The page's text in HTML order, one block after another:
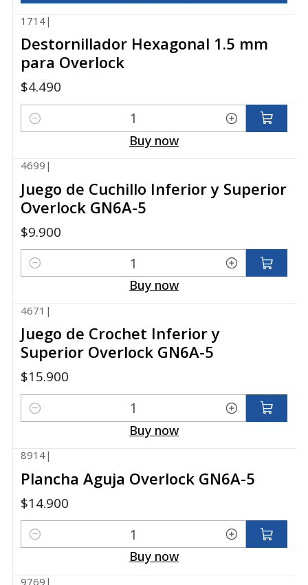
1714|
Destornillador Hexagonal 1.5 mm
para Overlock
$4.490
Quantity
Buy now
4699 |
Juego de Cuchillo Inferior y Superior
Overlock GN6A-5
$9.900
Quantity
Buy now
4671 |
Juego de Crochet Inferior y
Superior Overlock GN6A-5
$15.900
Quantity
Buy now
8914|
Plancha Aguja Overlock GN6A-5
$14.900
Quantity
Buy now
9769 |